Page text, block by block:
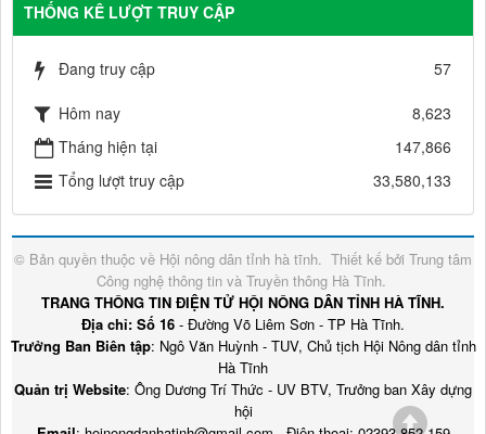
THỐNG KÊ LƯỢT TRUY CẬP
Đang truy cập 57
Hôm nay
8,623
Tháng hiện tại
147,866
Tổng lượt truy cập
33,580,133
© Bản quyền thuộc về Hội nông dân tỉnh hà tĩnh. Thiết kế bởi Trung tâm
Công nghệ thông tin và Truyền thông Hà Tĩnh.
TRANG THÔNG TIN ĐIỆN TỬ HỘI NÔNG DÂN TỈNH HÀ TĨNH.
Địa chỉ: Số 16 - Đường Võ Liêm Sơn - TP Hà Tĩnh.
Trưởng Ban Biên tập: Ngô Văn Huỳnh - TUV, Chủ tịch Hội Nông dân tỉnh
Hà Tĩnh
Quản trị Website: Ông Dương Trí Thức - UV BTV, Trưởng ban Xây dựng
hội